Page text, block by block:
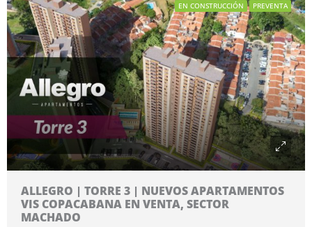
EN CONSTRUCCIÓN PREVENTA
ALLEGRO | TORRE 3 | NUEVOS APARTAMENTOS
VIS COPACABANA EN VENTA, SECTOR
MACHADO